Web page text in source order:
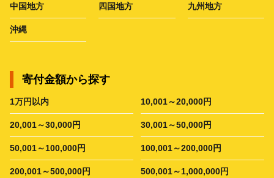
中国地方 四国地方 九州地方
沖縄
寄付金額から探す
1万円以内 10,001～20,000円
20,001～30,000円 30,001～50,000円
50,001～100,000円 100,001～200,000円
200,001～500,000円 500,001～1,000,000円